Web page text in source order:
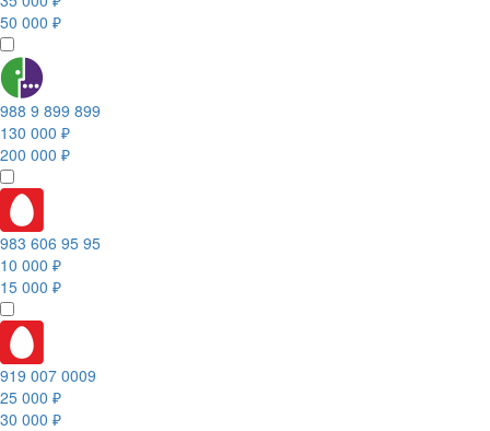
50 000 ₽
988 9 899 899
130 000 ₽
200 000 ₽
983 606 95 95
10 000 ₽
15 000 ₽
919 007 0009
25 000 ₽
30 000 ₽